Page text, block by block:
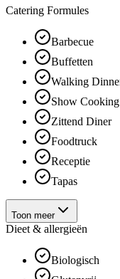
Catering Formules
Barbecue
Buffetten
Walking
Show Cooking
Zittend Diner
Foodtruck
Receptie
Tapas
Toon meer
Dieet & allergieën
Biologisch